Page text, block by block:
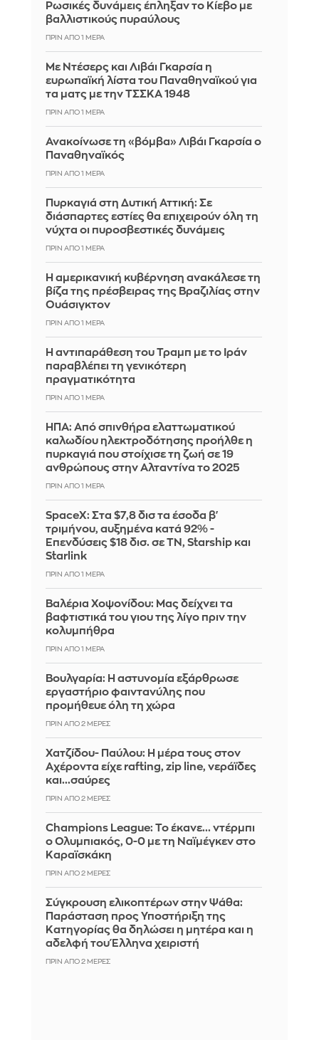
Ρωσικές δυνάμεις έπληξαν το Κίεβο με
βαλλιστικούς πυραύλους
ΠΡΙΝ ΑΠΌ 1 ΜΈΡΑ
Με Ντέσερς και Λιβάι Γκαρσία η
ευρωπαϊκή λίστα του Παναθηναϊκού για
τα ματς με την ΤΣΣΚΑ 1948
ΠΡΙΝ ΑΠΌ 1 ΜΈΡΑ
Ανακοίνωσε τη «βόμβα» Λιβάι Γκαρσία ο
Παναθηναϊκός
ΠΡΙΝ ΑΠΌ 1 ΜΈΡΑ
Πυρκαγιά στη Δυτική Αττική: Σε
διάσπαρτες εστίες θα επιχειρούν όλη τη
νύχτα οι πυροσβεστικές δυνάμεις
ΠΡΙΝ ΑΠΌ 1 ΜΈΡΑ
Η αμερικανική κυβέρνηση ανακάλεσε τη
βίζα της πρέσβειρας της Βραζιλίας στην
Ουάσιγκτον
ΠΡΙΝ ΑΠΌ 1 ΜΈΡΑ
Η αντιπαράθεση του Τραμπ με το Ιράν
παραβλέπει τη γενικότερη
πραγματικότητα
ΠΡΙΝ ΑΠΌ 1 ΜΈΡΑ
ΗΠΑ: Από σπινθήρα ελαττωματικού
καλωδίου ηλεκτροδότησης προήλθε η
πυρκαγιά που στοίχισε τη ζωή σε 19
ανθρώπους στην Αλταντίνα το 2025
ΠΡΙΝ ΑΠΌ 1 ΜΈΡΑ
SpaceX: Στα $7,8 δισ τα έσοδα β'
τριμήνου, αυξημένα κατά 92% -
Επενδύσεις $18 δισ. σε ΤΝ, Starship και
Starlink
ΠΡΙΝ ΑΠΌ 1 ΜΈΡΑ
Βαλέρια Χοψονίδου: Μας δείχνει τα
βαφτιστικά του γιου της λίγο πριν την
κολυμπήθρα
ΠΡΙΝ ΑΠΌ 1 ΜΈΡΑ
Βουλγαρία: Η αστυνομία εξάρθρωσε
εργαστήριο φαιντανύλης που
προμήθευε όλη τη χώρα
ΠΡΙΝ ΑΠΌ 2 ΜΈΡΕΣ
Χατζίδου- Παύλου: Η μέρα τους στον
Αχέροντα είχε rafting, zip line, νεράϊδες
και...σαύρες
ΠΡΙΝ ΑΠΌ 2 ΜΈΡΕΣ
Champions League: Το έκανε... ντέρμπι
ο Ολυμπιακός, 0-0 με τη Ναϊμέγκεν στο
Καραϊσκάκη
ΠΡΙΝ ΑΠΌ 2 ΜΈΡΕΣ
Σύγκρουση ελικοπτέρων στην Ψάθα:
Παράσταση προς Υποστήριξη της
Κατηγορίας θα δηλώσει η μητέρα και η
αδελφή του Έλληνα χειριστή
ΠΡΙΝ ΑΠΌ 2 ΜΈΡΕΣ